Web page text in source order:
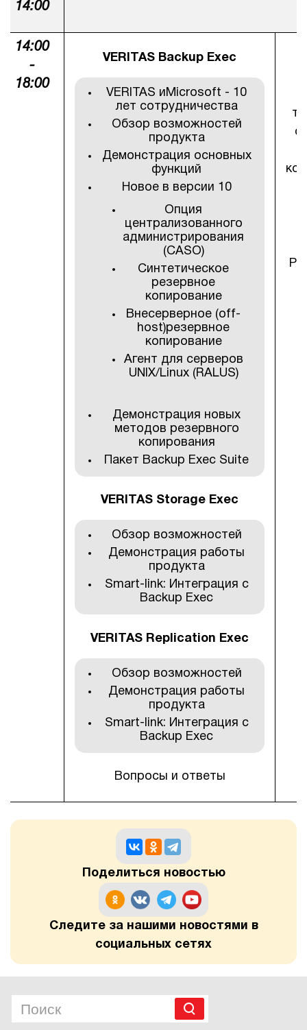
14:00
14:00
-
18:00
VERITAS Backup Exec
VERITAS иMicrosoft - 10
лет сотрудничества
Обзор возможностей
продукта
Демонстрация основных
функций
Новое в версии 10
Опция
централизованного
администрирования
(CASO)
Синтетическое
резервное
копирование
Внесерверное (off-
host)резервное
копирование
Агент для серверов
UNIX/Linux (RALUS)
Демонстрация новых
методов резервного
копирования
Пакет Backup Exec Suite
VERITAS Storage Exec
Обзор возможностей
Демонстрация работы
продукта
Smart-link: Интеграция с
Backup Exec
VERITAS Replication Exec
Обзор возможностей
Демонстрация работы
продукта
Smart-link: Интеграция с
Backup Exec
Вопросы и ответы
Поделиться новостью
Следите за нашими новостями в
социальных сетях